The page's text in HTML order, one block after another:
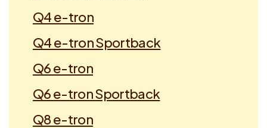
Q4 e-tron
Q4 e-tron Sportback
Q6 e-tron
Q6 e-tron Sportback
Q8 e-tron